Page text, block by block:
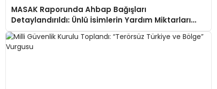
MASAK Raporunda Ahbap Bağışları
Detaylandırıldı: Ünlü İsimlerin Yardım Miktarları
Ortaya Çıktı